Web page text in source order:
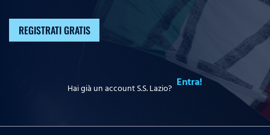
REGISTRATI GRATIS
Hai già un account S.S. Lazio? Entra!